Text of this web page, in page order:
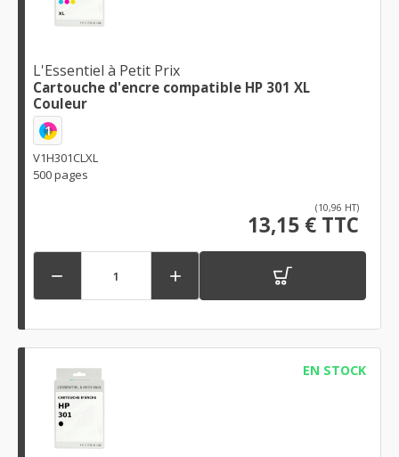
L'Essentiel à Petit Prix
Cartouche d'encre compatible HP 301 XL
Couleur
1
V1H301CLXL
500 pages
(10,96 HT)
13,15 € TTC
 
EN STOCK